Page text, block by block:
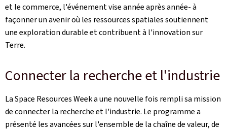
et le commerce, l'événement vise année après année- à
façonner un avenir où les ressources spatiales soutiennent
une exploration durable et contribuent à l'innovation sur
Terre.
Connecter la recherche et l'industrie
La Space Resources Week a une nouvelle fois rempli sa mission
de connecter la recherche et l'industrie. Le programme a
présenté les avancées sur l'ensemble de la chaîne de valeur, de